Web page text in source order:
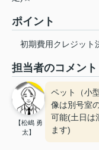
ポイント
初期費用クレジット
担当者のコメント
【松嶋 勇
太】
ペット（小
像は別号室
可能(土日は
ます)